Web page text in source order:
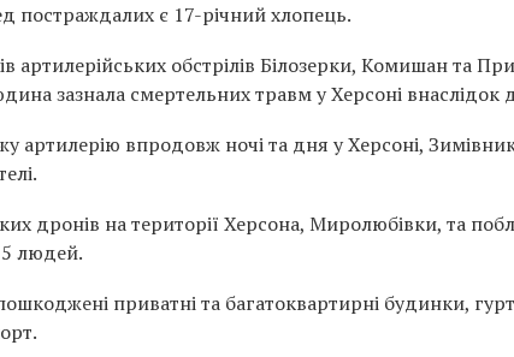
постраждалих є 17-річний хлопець.
артилерійських обстрілів Білозерки, Комишан та
зазнала смертельних травм у Херсоні внаслідок
артилерію впродовж ночі та дня у Херсоні,
дронів на території Херсона, Миролюбівки, та
людей.
приватні та багатоквартирні будинки,